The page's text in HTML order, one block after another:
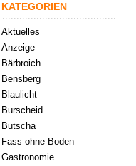
KATEGORIEN
Aktuelles
Anzeige
Bärbroich
Bensberg
Blaulicht
Burscheid
Butscha
Fass ohne Boden
Gastronomie